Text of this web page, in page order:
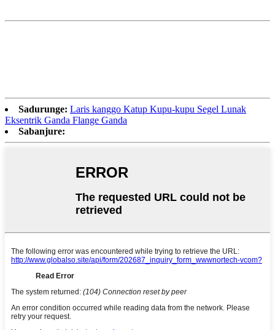
Sadurunge: Laris kanggo Katup Kupu-kupu Segel Lunak
Eksentrik Ganda Flange Ganda
Sabanjure: